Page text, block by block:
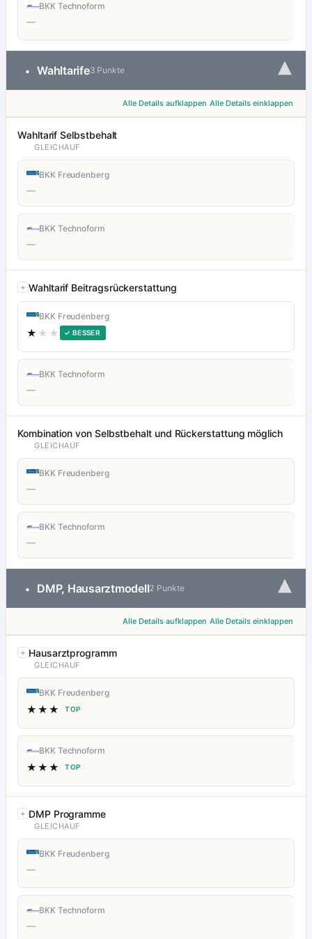
BKK Technoform
—
• Wahltarife3 Punkte ▾
Alle Details aufklappen Alle Details einklappen
Wahltarif Selbstbehalt
GLEICHAUF
BKK Freudenberg
—
BKK Technoform
—
Wahltarif Beitragsrückerstattung
BKK Freudenberg
★ ★★ ✓ BESSER
BKK Technoform
—
Kombination von Selbstbehalt und Rückerstattung möglich
GLEICHAUF
BKK Freudenberg
—
BKK Technoform
—
• DMP, Hausarztmodell2 Punkte ▾
Alle Details aufklappen Alle Details einklappen
Hausarztprogramm
GLEICHAUF
BKK Freudenberg
★★★ TOP
BKK Technoform
★★★ TOP
DMP Programme
GLEICHAUF
BKK Freudenberg
—
BKK Technoform
—